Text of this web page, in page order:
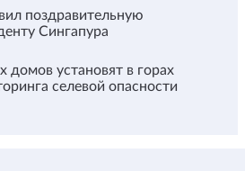
поздравительную
Сингапура
домов установят в горах
селевой опасности